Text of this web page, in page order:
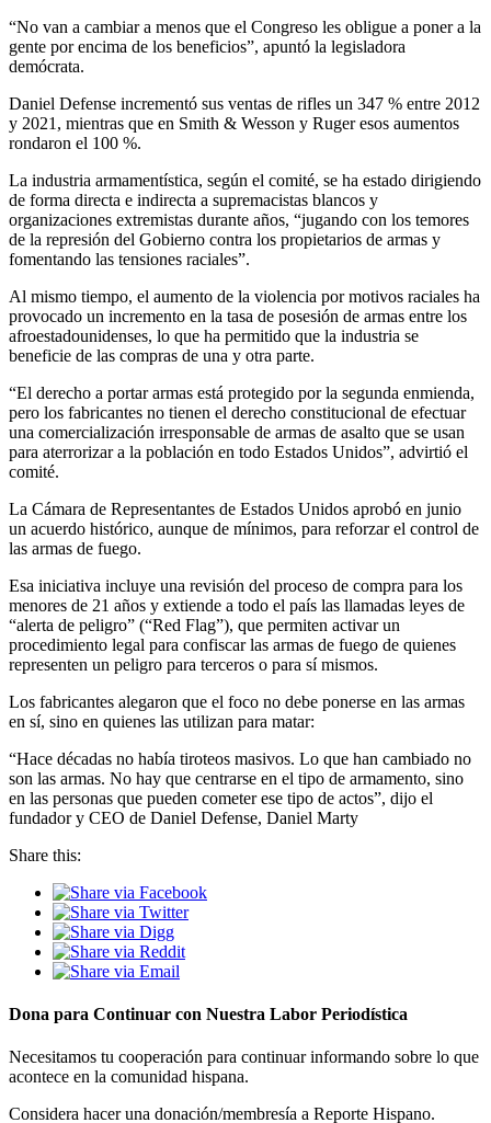
“No van a cambiar a menos que el Congreso les obligue a poner a la
gente por encima de los beneficios”, apuntó la legisladora
demócrata.
Daniel Defense incrementó sus ventas de rifles un 347 % entre 2012
y 2021, mientras que en Smith & Wesson y Ruger esos aumentos
rondaron el 100 %.
La industria armamentística, según el comité, se ha estado dirigiendo
de forma directa e indirecta a supremacistas blancos y
organizaciones extremistas durante años, “jugando con los temores
de la represión del Gobierno contra los propietarios de armas y
fomentando las tensiones raciales”.
Al mismo tiempo, el aumento de la violencia por motivos raciales ha
provocado un incremento en la tasa de posesión de armas entre los
afroestadounidenses, lo que ha permitido que la industria se
beneficie de las compras de una y otra parte.
“El derecho a portar armas está protegido por la segunda enmienda,
pero los fabricantes no tienen el derecho constitucional de efectuar
una comercialización irresponsable de armas de asalto que se usan
para aterrorizar a la población en todo Estados Unidos”, advirtió el
comité.
La Cámara de Representantes de Estados Unidos aprobó en junio
un acuerdo histórico, aunque de mínimos, para reforzar el control de
las armas de fuego.
Esa iniciativa incluye una revisión del proceso de compra para los
menores de 21 años y extiende a todo el país las llamadas leyes de
“alerta de peligro” (“Red Flag”), que permiten activar un
procedimiento legal para confiscar las armas de fuego de quienes
representen un peligro para terceros o para sí mismos.
Los fabricantes alegaron que el foco no debe ponerse en las armas
en sí, sino en quienes las utilizan para matar:
“Hace décadas no había tiroteos masivos. Lo que han cambiado no
son las armas. No hay que centrarse en el tipo de armamento, sino
en las personas que pueden cometer ese tipo de actos”, dijo el
fundador y CEO de Daniel Defense, Daniel Marty
Share this:
Dona para Continuar con Nuestra Labor Periodística
Necesitamos tu cooperación para continuar informando sobre lo que
acontece en la comunidad hispana.
Considera hacer una donación/membresía a Reporte Hispano.